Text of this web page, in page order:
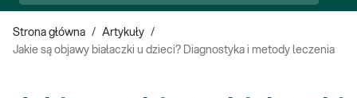
Strona główna / Artykuły /
Jakie są objawy białaczki u dzieci? Diagnostyka i metody leczenia